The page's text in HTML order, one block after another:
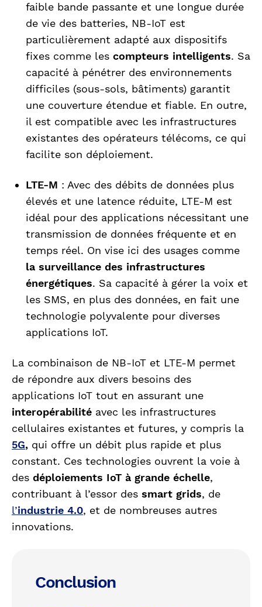
faible bande passante et une longue durée
de vie des batteries, NB-IoT est
particulièrement adapté aux dispositifs
fixes comme les compteurs intelligents. Sa
capacité à pénétrer des environnements
difficiles (sous-sols, bâtiments) garantit
une couverture étendue et fiable. En outre,
il est compatible avec les infrastructures
existantes des opérateurs télécoms, ce qui
facilite son déploiement.
LTE-M : Avec des débits de données plus
élevés et une latence réduite, LTE-M est
idéal pour des applications nécessitant une
transmission de données fréquente et en
temps réel. On vise ici des usages comme
la surveillance des infrastructures
énergétiques. Sa capacité à gérer la voix et
les SMS, en plus des données, en fait une
technologie polyvalente pour diverses
applications IoT.
La combinaison de NB-IoT et LTE-M permet
de répondre aux divers besoins des
applications IoT tout en assurant une
interopérabilité avec les infrastructures
cellulaires existantes et futures, y compris la
5G, qui offre un débit plus rapide et plus
constant. Ces technologies ouvrent la voie à
des déploiements IoT à grande échelle,
contribuant à l’essor des smart grids, de
l’industrie 4.0, et de nombreuses autres
innovations.
Conclusion